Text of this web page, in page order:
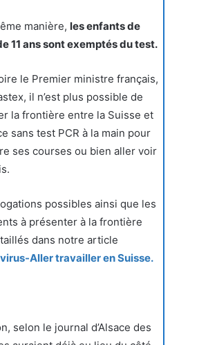
manière, les enfants de
11 ans sont exemptés du test.
le Premier ministre français,
il n’est plus possible de
la frontière entre la Suisse et
sans test PCR à la main pour
ses courses ou bien aller voir
possibles ainsi que les
à présenter à la frontière
dans notre article
Aller travailler en Suisse.
selon le journal d’Alsace des